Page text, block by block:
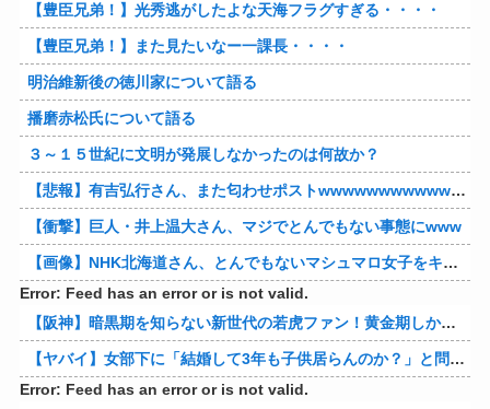
【豊臣兄弟！】光秀逃がしたよな天海フラグすぎる・・・・
【豊臣兄弟！】また見たいなー一課長・・・・
明治維新後の徳川家について語る
播磨赤松氏について語る
３～１５世紀に文明が発展しなかったのは何故か？
【悲報】有吉弘行さん、また匂わせポストwwwwwwwwwwwwwwww
【衝撃】巨人・井上温大さん、マジでとんでもない事態にwww
【画像】NHK北海道さん、とんでもないマシュマロ女子をキャスターに起用してしまうwwwwwwww
Error: Feed has an error or is not valid.
【阪神】暗黒期を知らない新世代の若虎ファン！黄金期しか知らない現代のファン事情と驚きのリアル
【ヤバイ】女部下に「結婚して3年も子供居らんのか？」と問い詰めた結果ｗｗｗｗ 他
Error: Feed has an error or is not valid.